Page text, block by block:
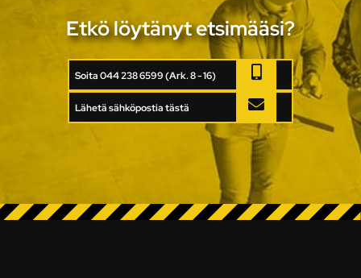
Etkö löytänyt etsimääsi?
Soita 044 238 6599 (Ark. 8 - 16)
Lähetä sähköpostia tästä